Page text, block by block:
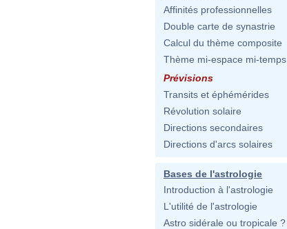
Affinités professionnelles
Double carte de synastrie
Calcul du thème composite
Thème mi-espace mi-temps
Prévisions
Transits et éphémérides
Révolution solaire
Directions secondaires
Directions d'arcs solaires
Bases de l'astrologie
Introduction à l'astrologie
L'utilité de l'astrologie
Astro sidérale ou tropicale ?